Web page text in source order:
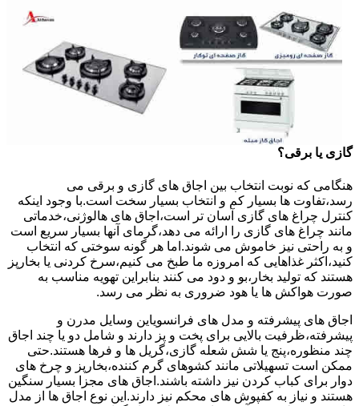
گازی یا برقی؟
هنگامی که نوبت انتخاب بین اجاق های گازی و برقی می
رسد،تفاوت ها بسیار کم و انتخاب بسیار سخت است.با وجود اینکه
کنترل چراغ های گازی آسان تر است،اجاق های هالوژنی،خدماتی
مانند چراغ های گازی را ارائه می دهد،گرمای آنها بسیار سریع است
و به راحتی نیز خاموش می شوند.اما هر گونه سوختی که انتخاب
کنید،اکثر غذاهایی که امروزه ما طبخ می کنیم،سرخ کردنی یا بخارپز
هستند که تولید بخار،بو و دود می کنند بنابراین تهویه مناسب به
صورت هواکش ها یا هود ضروری به نظر می رسد.
اجاق های پیشرفته و مدل های فرانسویاین وسایل مدرن و
پیشرفته،ظرفیت بالایی برای پخت و پز دارند و شامل دو یا چند اجاق
چند منظوره،پنج یا شش شعله گازی،گریل ها و فرها هستند.حتی
ممکن است تسهیلاتی مانند کشوهای گرم کننده،بخارپز و چرخ های
دوار برای کباب کردن نیز داشته باشند.اجاق های مجزا بسیار سنگین
هستند و نیاز به کفپوش های محکم نیز دارند.این نوع اجاق ها از مدل